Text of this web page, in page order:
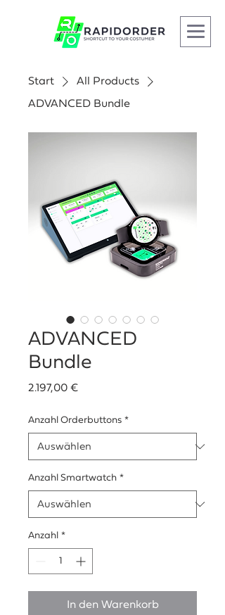
Start
All Products
ADVANCED Bundle
ADVANCED
Bundle
2.197,00 €Preis
Anzahl Orderbuttons *
Anzahl Smartwatch *
Anzahl *
In den Warenkorb